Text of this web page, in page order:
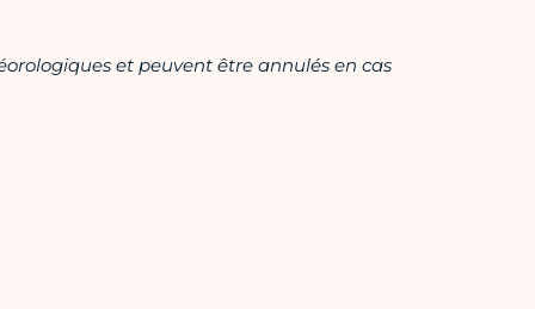
et peuvent être annulés en cas